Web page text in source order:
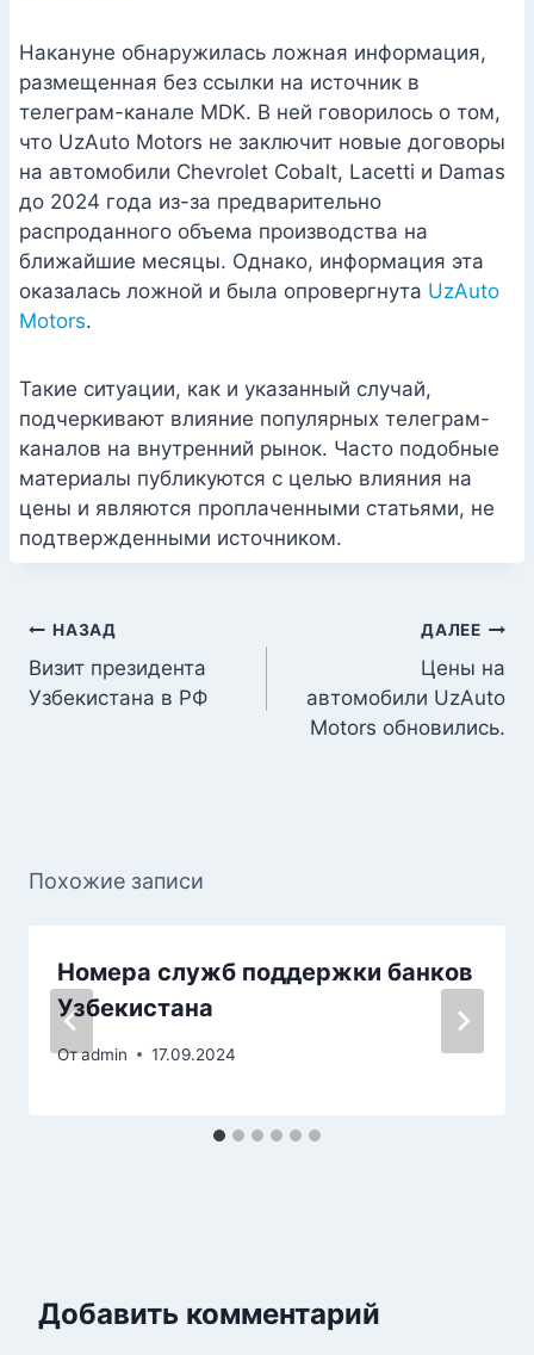
Накануне обнаружилась ложная информация,
размещенная без ссылки на источник в
телеграм-канале MDK. В ней говорилось о том,
что UzAuto Motors не заключит новые договоры
на автомобили Chevrolet Cobalt, Lacetti и Damas
до 2024 года из-за предварительно
распроданного объема производства на
ближайшие месяцы. Однако, информация эта
оказалась ложной и была опровергнута UzAuto
Motors.
Такие ситуации, как и указанный случай,
подчеркивают влияние популярных телеграм-
каналов на внутренний рынок. Часто подобные
материалы публикуются с целью влияния на
цены и являются проплаченными статьями, не
подтвержденными источником.
Навигация
по
записям
НАЗАД
Визит президента
Узбекистана в РФ
ДАЛЕЕ
Цены на
автомобили UzAuto
Motors обновились.
Похожие записи
Номера служб поддержки банков
Узбекистана
Отadmin 17.09.2024
Добавить комментарий